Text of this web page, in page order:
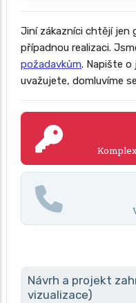
Jiní zákazníci chtějí jen
případnou realizaci.
požadavkům. Napište o
uvažujete, domluvíme
Návrh a projekt
vizualizace)